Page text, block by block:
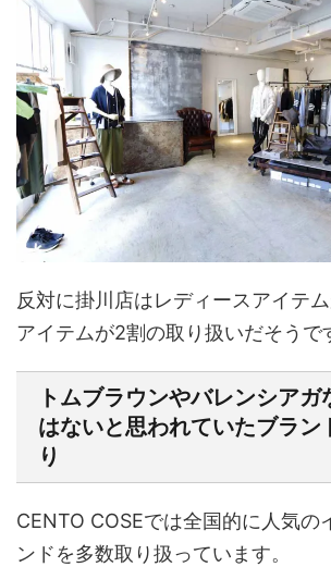
反対に掛川店はレディースアイテ
アイテムが2割の取り扱いだそうで
トムブラウンやバレンシアガ
はないと思われていたブラン
り
CENTO COSEでは全国的に人気の
ンドを多数取り扱っています。